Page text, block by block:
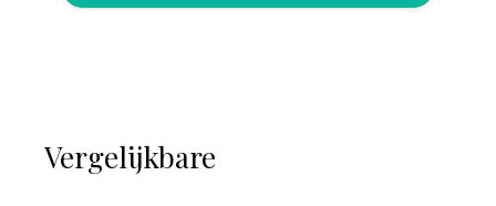
Vergelijkbare